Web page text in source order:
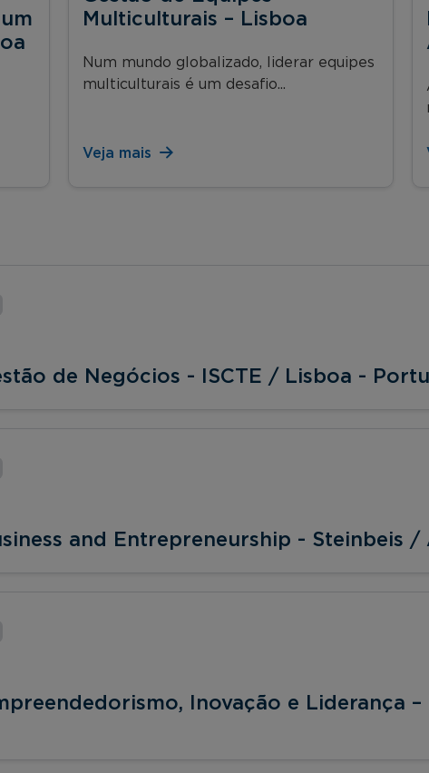
Multiculturais – Lisboa
Num mundo globalizado, liderar equipes
multiculturais é um desafio...
Veja mais
de Negócios - ISCTE / Lisboa -
and Entrepreneurship - Steinbeis /
Inovação e Liderança –